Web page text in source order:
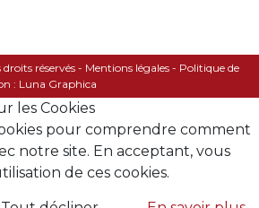
réservés - Mentions légales - Politique de
: Luna Graphica
les Cookies
pour comprendre comment
notre site. En acceptant, vous
de ces cookies.